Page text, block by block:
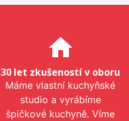
home
30 let zkušeností v oboru
Máme vlastní kuchyňské
studio a vyrábíme
špičkové kuchyně. Víme